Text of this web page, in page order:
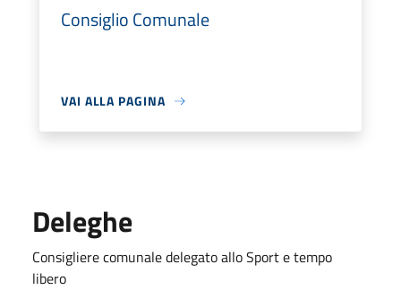
Consiglio Comunale
VAI ALLA PAGINA
Deleghe
Consigliere comunale delegato allo Sport e tempo
libero